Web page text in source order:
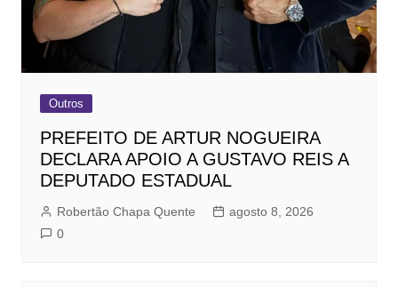
Outros
PREFEITO DE ARTUR NOGUEIRA
DECLARA APOIO A GUSTAVO REIS A
DEPUTADO ESTADUAL
Robertão Chapa Quente
agosto 8, 2026
0